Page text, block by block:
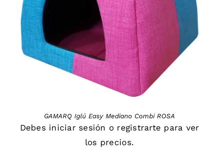
DETAILS
GAMARQ Iglú Easy Mediano Combi ROSA
Debes iniciar sesión o registrarte para ver
los precios.